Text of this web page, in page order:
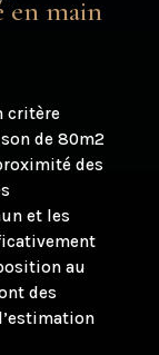
en main
critère
de 80m2
des
et les
au
des